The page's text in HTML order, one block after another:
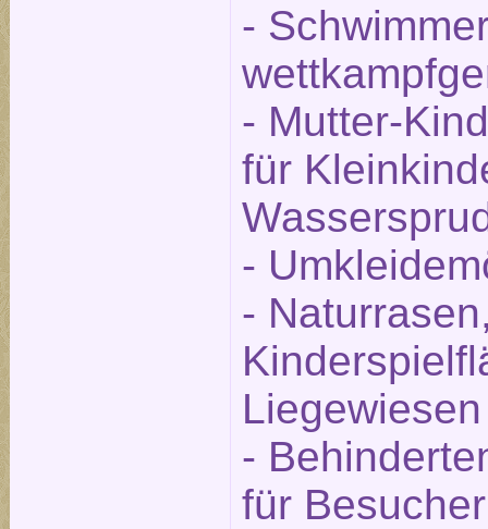
-
- Mutter-
für
-
-
Liegewiesen
-
für